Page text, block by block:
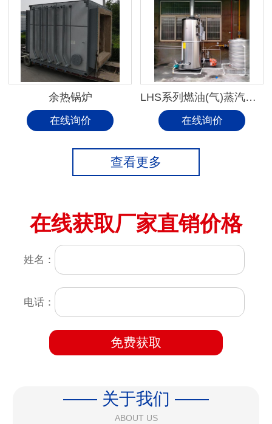
余热锅炉
在线询价
LHS系列燃油(气)蒸汽锅炉
在线询价
查看更多
在线获取厂家直销价格
姓名：
电话：
免费获取
—— 关于我们 ——
ABOUT US